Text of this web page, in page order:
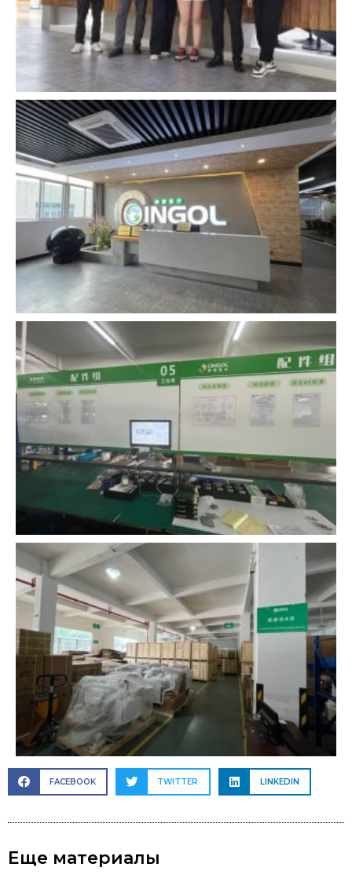
FACEBOOK TWITTER LINKEDIN
Еще материалы